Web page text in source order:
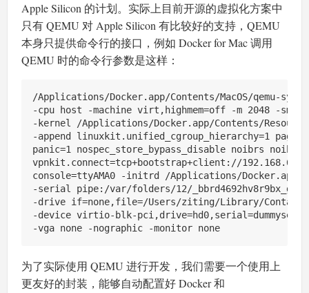
Apple Silicon 的计划。实际上目前开源的虚拟化方案中
只有 QEMU 对 Apple Silicon 有比较好的支持，QEMU
本身只提供命令行的接口，例如 Docker for Mac 调用
QEMU 时的命令行参数是这样：
/Applications/Docker.app/Contents/MacOS/qemu-
-cpu host -machine virt,highmem=off -m 2048 -smp
-kernel /Applications/Docker.app/Contents/
-append linuxkit.unified_cgroup_hierarchy=1
panic=1 nospec_store_bypass_disable noibrs
vpnkit.connect=tcp+bootstrap+client://
console=ttyAMA0 -initrd /Applications/
-serial pipe:/var/folders/12/
-drive if=none,file=/Users/ziting/Library/
-device virtio-blk-
为了实际使用 QEMU 进行开发，我们需要一个使用上
更友好的封装，能够自动配置好 Docker 和